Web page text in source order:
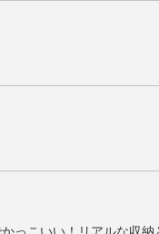
っこいい！リアルな収